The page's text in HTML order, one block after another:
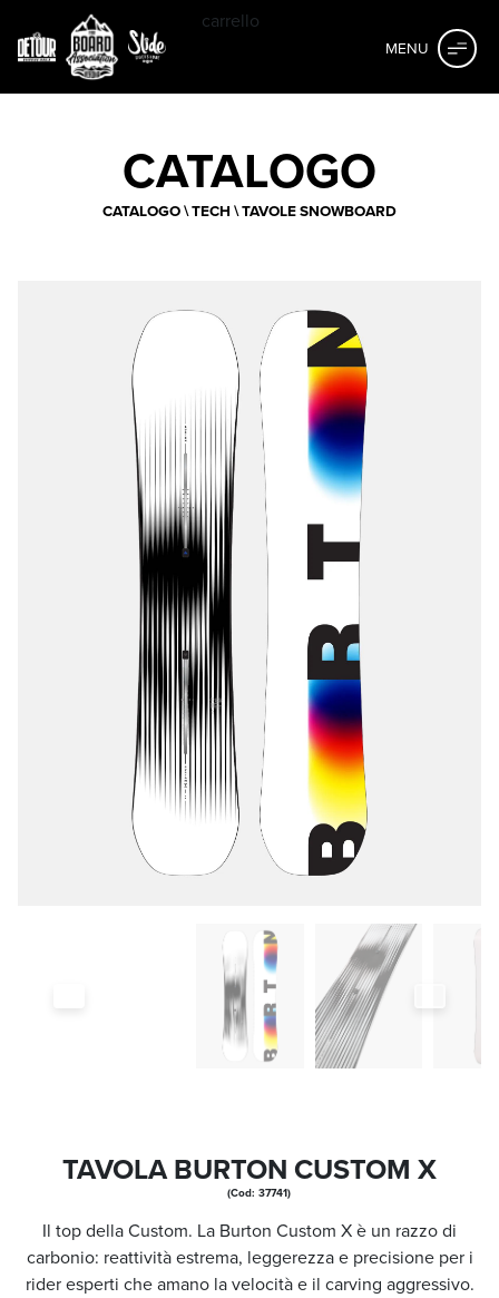
carrello
MENU
CATALOGO
CATALOGO\TECH \TAVOLE SNOWBOARD
TAVOLA BURTON CUSTOM X
(Cod: 37741)
Il top della Custom. La Burton Custom X è un razzo di
carbonio: reattività estrema, leggerezza e precisione per i
rider esperti che amano la velocità e il carving aggressivo.